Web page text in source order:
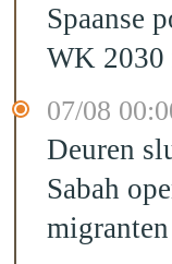
Spaanse
WK 2030
07/08
Deuren
Sabah
migranten